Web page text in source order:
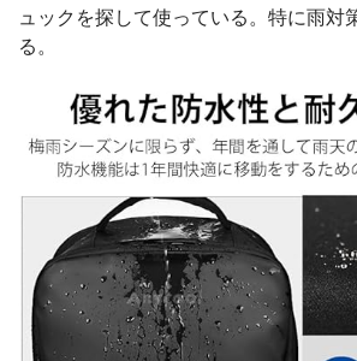
ュックを探して使っている。特に雨対
る。